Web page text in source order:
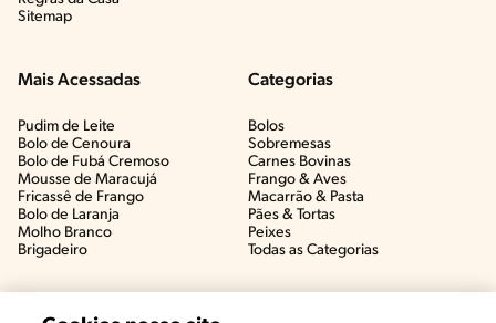
Sitemap
Mais Acessadas
Pudim de Leite
Bolo de Cenoura
Bolo de Fubá Cremoso
Mousse de Maracujá
Fricassê de Frango
Bolo de Laranja
Molho Branco
Brigadeiro
Categorias
Bolos
Sobremesas
Carnes Bovinas​
Frango & Aves​
Macarrão & Pasta​
Pães & Tortas​
Peixes
Todas as Categorias